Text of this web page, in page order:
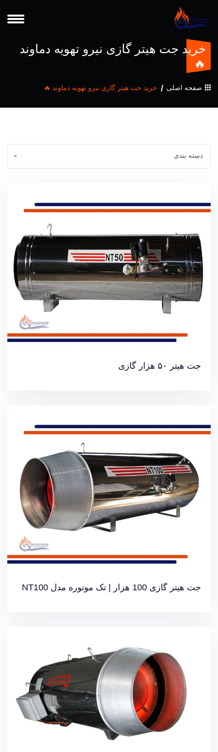
خرید جت هیتر گازی نیرو تهویه دماوند
🔥
صفحه اصلی خرید جت هیتر گازی نیرو تهویه دماوند 🔥
دسته بندی
جت هیتر ۵۰ هزار گازی
خرید آنلاین جت هیتر جت هیتر گازی 100 هزار | تک موتوره مدل NT100